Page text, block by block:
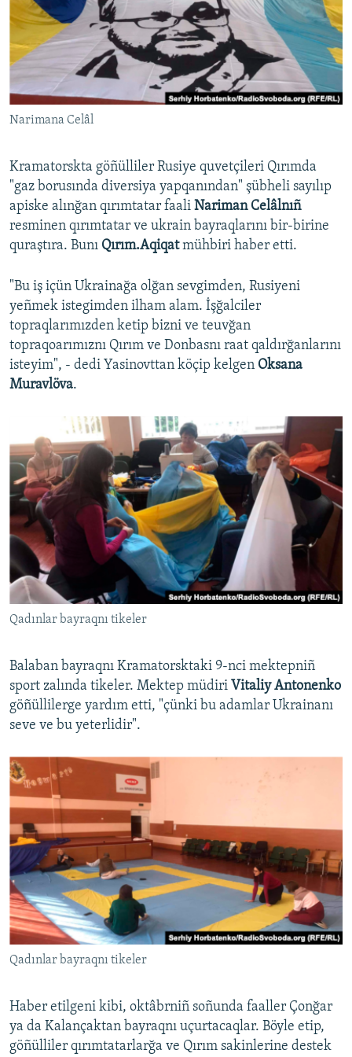
Русский
Українською
QOŞULIÑIZ!
RFE/RS bütün saytları
Narimana Celâl
Kramatorskta göñülliler Rusiye quvetçileri Qırımda
"gaz borusında diversiya yapqanından" şübheli sayılıp
apiske alınğan qırımtatar faali Nariman Celâlnıñ
resminen qırımtatar ve ukrain bayraqlarını bir-birine
quraştıra. Bunı Qırım.Aqiqatmühbiri haber etti.
"Bu iş içün Ukrainağa olğan sevgimden, Rusiyeni
yeñmek istegimden ilham alam. İşğalciler
topraqlarımızden ketip bizni ve teuvğan
topraqoarımıznı Qırım ve Donbasnı raat qaldırğanlarını
isteyim", - dedi Yasinovttan köçip kelgen Oksana
Muravlöva.
Qadınlar bayraqnı tikeler
Balaban bayraqnı Kramatorsktaki 9-nci mektepniñ
sport zalında tikeler. Mektep müdiri Vitaliy Antonenko
göñüllilerge yardım etti, "çünki bu adamlar Ukrainanı
seve ve bu yeterlidir".
Qadınlar bayraqnı tikeler
Haber etilgeni kibi, oktâbrniñ soñunda faaller Çonğar
ya da Kalançaktan bayraqnı uçurtacaqlar. Böyle etip,
göñülliler qırımtatarlarğa ve Qırım sakinlerine destek